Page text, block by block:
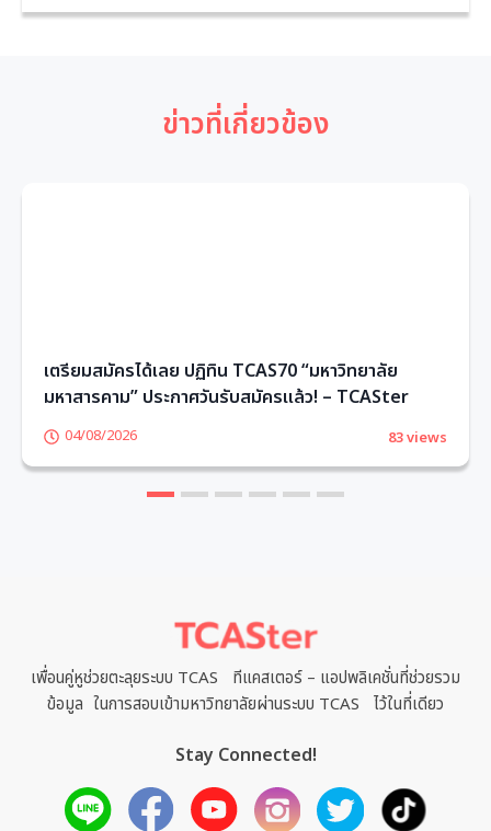
ข่าวที่เกี่ยวข้อง
เตรียมสมัครได้เลย ปฏิทิน TCAS70 “มหาวิทยาลัย
มหาสารคาม” ประกาศวันรับสมัครแล้ว! – TCASter
04/08/2026 83 views
3 4 5 6
เพื่อนคู่หูช่วยตะลุยระบบ TCAS ทีแคสเตอร์ – แอปพลิเคชั่นที่ช่วยรวม
ข้อมูล ในการสอบเข้ามหาวิทยาลัยผ่านระบบ TCAS ไว้ในที่เดียว
Stay Connected!